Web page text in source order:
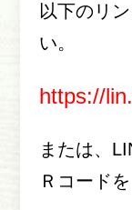
以下のリ
い。
https://
または、
Ｒコードを